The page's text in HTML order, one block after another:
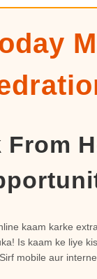
From
kaam karke
Is kaam ke liye
mobile aur